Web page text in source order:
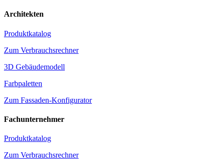
Architekten
Produktkatalog
Zum Verbrauchsrechner
3D Gebäudemodell
Farbpaletten
Zum Fassaden-Konfigurator
Fachunternehmer
Produktkatalog
Zum Verbrauchsrechner